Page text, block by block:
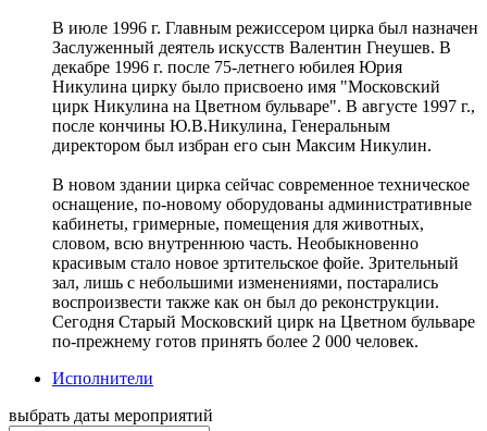
В июле 1996 г. Главным режиссером цирка был назначен
Заслуженный деятель искусств Валентин Гнеушев. В
декабре 1996 г. после 75-летнего юбилея Юрия
Никулина цирку было присвоено имя "Московский
цирк Никулина на Цветном бульваре". В августе 1997 г.,
после кончины Ю.В.Никулина, Генеральным
директором был избран его сын Максим Никулин.
В новом здании цирка сейчас современное техническое
оснащение, по-новому оборудованы административные
кабинеты, гримерные, помещения для животных,
словом, всю внутреннюю часть. Необыкновенно
красивым стало новое зртительское фойе. Зрительный
зал, лишь с небольшими изменениями, постарались
воспроизвести также как он был до реконструкции.
Сегодня Старый Московский цирк на Цветном бульваре
по-прежнему готов принять более 2 000 человек.
Исполнители
выбрать даты мероприятий